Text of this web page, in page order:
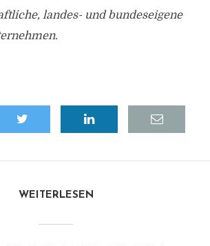
landes- und bundeseigene
WEITERLESEN